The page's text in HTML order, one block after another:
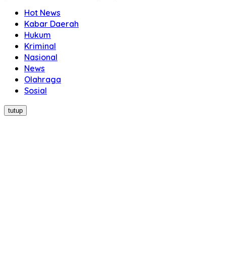
Hot News
Kabar Daerah
Hukum
Kriminal
Nasional
News
Olahraga
Sosial
tutup